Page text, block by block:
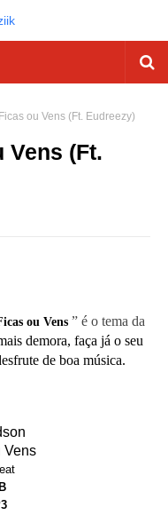
ou Vens (Ft. Eudreezy)
Vens (Ft.
ou Vens ” é o tema da
demora, faça já o seu
de boa música.
Vens